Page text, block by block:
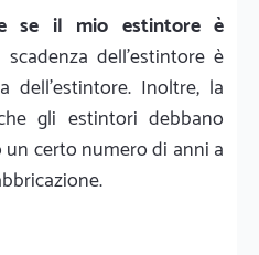
se il mio estintore è
dell'estintore è
dell'estintore. Inoltre, la
gli estintori debbano
certo numero di anni a